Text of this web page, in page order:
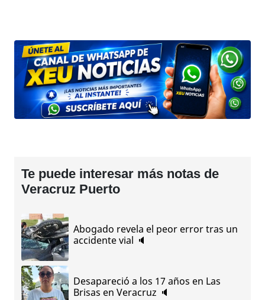
Te puede interesar más notas de
Veracruz Puerto
Abogado revela el peor error tras un
accidente vial 🔈
Desapareció a los 17 años en Las
Brisas en Veracruz 🔈